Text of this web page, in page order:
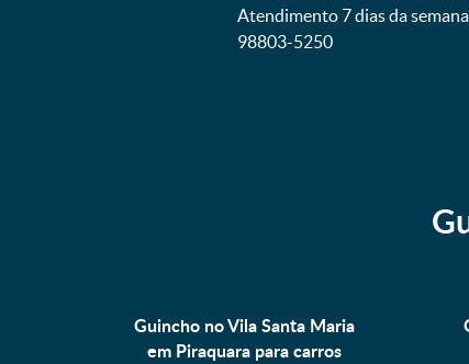
Atendimento 7 dias da
98803-5250
Guincho no Vila Santa Maria
em Piraquara paracarros